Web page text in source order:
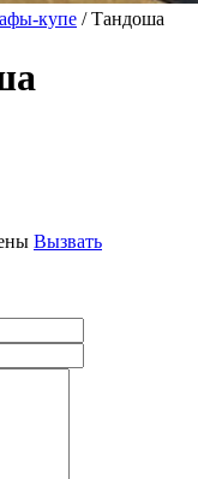
купе / Тандоша
Вызвать